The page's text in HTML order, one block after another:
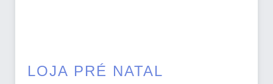
LOJA PRÉ NATAL